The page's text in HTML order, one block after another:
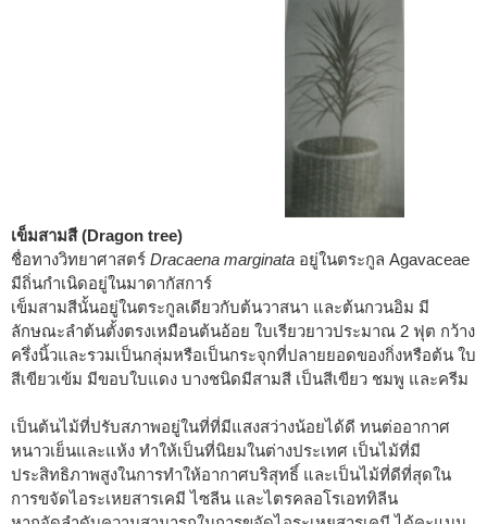
เข็มสามสี (Dragon tree)
ชื่อทางวิทยาศาสตร์ Dracaena marginata อยู่ในตระกูล Agavaceae
มีถิ่นกำเนิดอยู่ในมาดากัสการ์
เข็มสามสีนั้นอยู่ในตระกูลเดียวกับต้นวาสนา และต้นกวนอิม มี
ลักษณะลำต้นตั้งตรงเหมือนต้นอ้อย ใบเรียวยาวประมาณ 2 ฟุต กว้าง
ครึ่งนิ้วและรวมเป็นกลุ่มหรือเป็นกระจุกที่ปลายยอดของกิ่งหรือต้น ใบ
สีเขียวเข้ม มีขอบใบแดง บางชนิดมีสามสี เป็นสีเขียว ชมพู และครีม
เป็นต้นไม้ที่ปรับสภาพอยู่ในที่ที่มีแสงสว่างน้อยได้ดี ทนต่ออากาศ
หนาวเย็นและแห้ง ทำให้เป็นที่นิยมในต่างประเทศ เป็นไม้ที่มี
ประสิทธิภาพสูงในการทำให้อากาศบริสุทธิ์ และเป็นไม้ที่ดีที่สุดใน
การขจัดไอระเหยสารเคมี ไซลีน และไตรคลอโรเอททิลีน